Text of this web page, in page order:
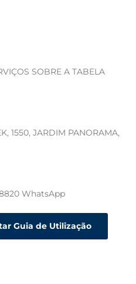
SOBRE A TABELA
1550, JARDIM PANORAMA,
WhatsApp
Guia de Utilização